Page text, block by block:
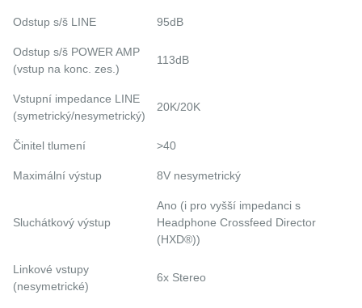
Odstup s/š LINE 95dB
Odstup s/š POWER AMP
(vstup na konc. zes.)
113dB
Vstupní impedance LINE
(symetrický/nesymetrický)
20K/20K
Činitel tlumení >40
Maximální výstup 8V nesymetrický
Sluchátkový výstup
Ano (i pro vyšší impedanci s
Headphone Crossfeed Director
(HXD®))
Linkové vstupy
(nesymetrické)
6x Stereo